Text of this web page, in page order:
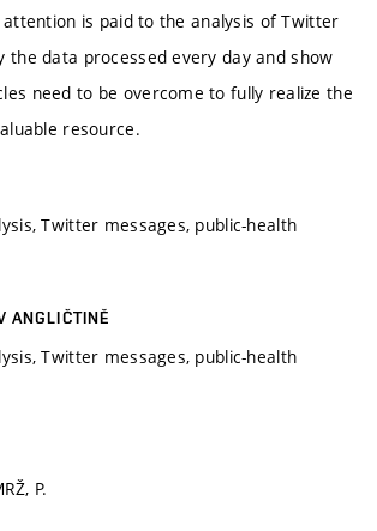
attention is paid to the analysis of Twitter
the data processed every day and show
need to be overcome to fully realize the
resource.
Twitter messages, public-health
ANGLIČTINĚ
Twitter messages, public-health
P.